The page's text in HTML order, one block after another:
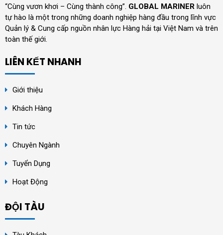
“Cùng vươn khơi – Cùng thành công”. GLOBAL MARINER luôn
tự hào là một trong những doanh nghiệp hàng đầu trong lĩnh vực
Quản lý & Cung cấp nguồn nhân lực Hàng hải tại Việt Nam và trên
toàn thế giới.
LIÊN KẾT NHANH
Giới thiệu
Khách Hàng
Tin tức
Chuyên Ngành
Tuyển Dụng
Hoạt Động
ĐỘI TÀU